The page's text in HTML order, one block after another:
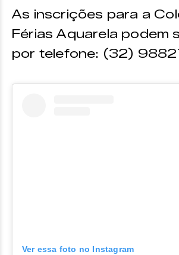
As inscrições para a
Férias Aquarela podem
por telefone: (32)
Ver essa foto no Instagram